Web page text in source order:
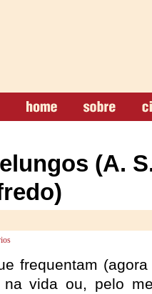
(A.
frequentam
vida ou, pelo